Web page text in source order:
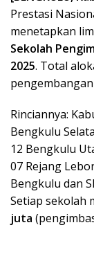
Prestasi
menetapkan
Sekolah
2025. Total
Rinciannya:
Bengkulu
12 Bengkulu
07 Rejang
Bengkulu dan
Setiap sekolah
juta